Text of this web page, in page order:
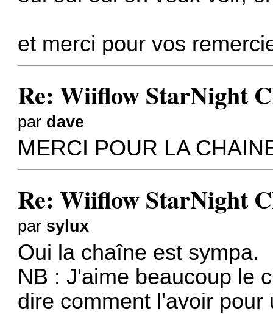
et merci pour vos
Re: Wiiflow StarNight
par dave
MERCI POUR LA
Re: Wiiflow StarNight
par sylux
Oui la chaîne est sympa.
NB : J'aime beaucoup le
dire comment l'avoir